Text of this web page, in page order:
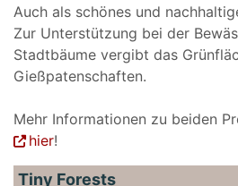
Auch als schönes und
Zur Unterstützung bei der
Stadtbäume vergibt das
Gießpatenschaften.
Mehr Informationen zu beiden
hier!
Tiny Forests